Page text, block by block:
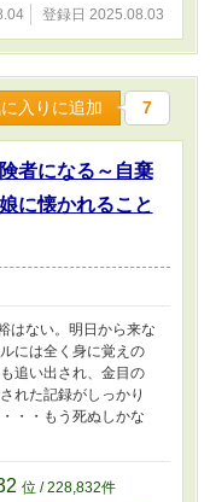
登録日 2025.08.03
入りに追加 7
者になる～自棄
に懐かれること
はない。明日から来な
には全く身に覚えの
追い出され、金目の
れた記録がしっかり
・・もう死ぬしかな
位 / 228,832件